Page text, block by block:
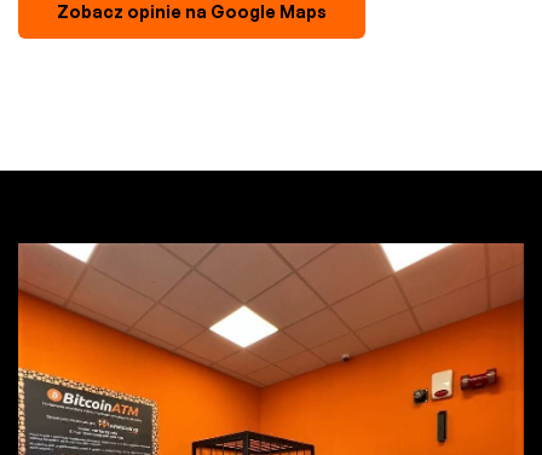
Zobacz opinie na Google Maps